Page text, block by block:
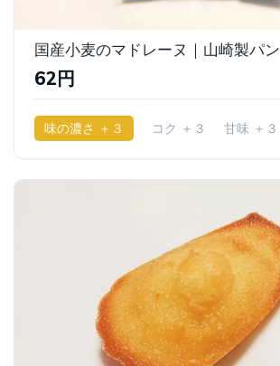
国産小麦のマドレーヌ｜山崎製パン
62円
味の濃さ ＋３ コク ＋３ 甘味 ＋３